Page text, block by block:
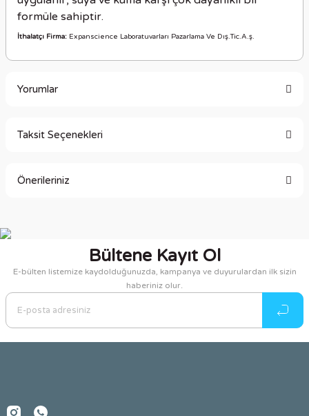
formüle sahiptir.
İthalatçı Firma: Expanscience Laboratuvarları Pazarlama Ve Dış.Tic.A.ş.
Yorumlar
Taksit Seçenekleri
Önerileriniz
Görüş ve önerileriniz için teşekkür ederiz.
Ürün resmi kalitesiz, bozuk veya görüntülenemiyor.
Ürün açıklamasında eksik bilgiler bulunuyor.
Ürün bilgilerinde hatalar bulunuyor.
Bültene Kayıt Ol
E-bülten listemize kaydolduğunuzda, kampanya ve duyurulardan ilk sizin
haberiniz olur.